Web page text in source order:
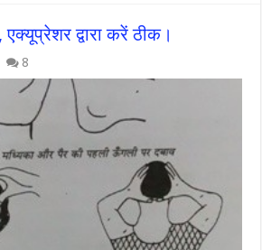
द्वारा करें ठीक।
8